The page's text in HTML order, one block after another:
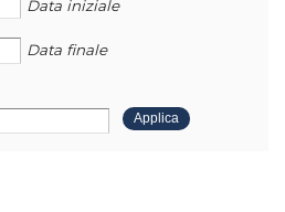
Data iniziale
Data finale